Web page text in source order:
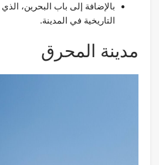
بالإضافة إلى باب البحرين،
التاريخية في المدينة.
مدينة المحرق